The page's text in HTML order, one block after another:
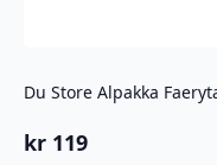
Du Store Alpakka
kr 119